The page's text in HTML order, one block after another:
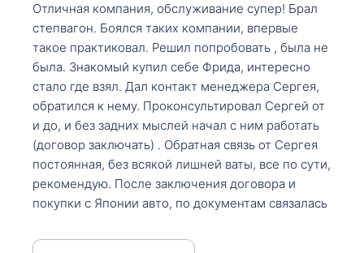
Отличная компания, обслуживание супер! Брал
степвагон. Боялся таких компании, впервые
такое практиковал. Решил попробовать , была не
была. Знакомый купил себе Фрида, интересно
стало где взял. Дал контакт менеджера Сергея,
обратился к нему. Проконсультировал Сергей от
и до, и без задних мыслей начал с ним работать
(договор заключать) . Обратная связь от Сергея
постоянная, без всякой лишней ваты, все по сути,
рекомендую. После заключения договора и
покупки с Японии авто, по документам связалась
что заполнить, куда зайти, образцы и т.д. После